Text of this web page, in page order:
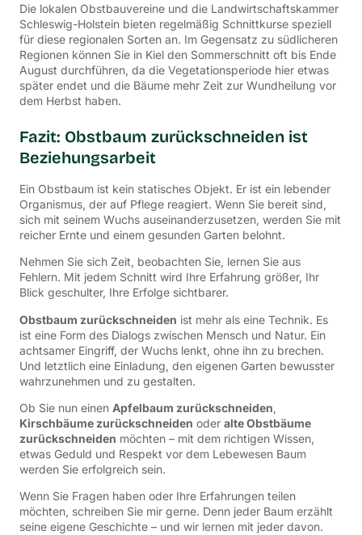
Die lokalen Obstbauvereine und die Landwirtschaftskammer
Schleswig-Holstein bieten regelmäßig Schnittkurse speziell
für diese regionalen Sorten an. Im Gegensatz zu südlicheren
Regionen können Sie in Kiel den Sommerschnitt oft bis Ende
August durchführen, da die Vegetationsperiode hier etwas
später endet und die Bäume mehr Zeit zur Wundheilung vor
dem Herbst haben.
Fazit: Obstbaum zurückschneiden ist
Beziehungsarbeit
Ein Obstbaum ist kein statisches Objekt. Er ist ein lebender
Organismus, der auf Pflege reagiert. Wenn Sie bereit sind,
sich mit seinem Wuchs auseinanderzusetzen, werden Sie mit
reicher Ernte und einem gesunden Garten belohnt.
Nehmen Sie sich Zeit, beobachten Sie, lernen Sie aus
Fehlern. Mit jedem Schnitt wird Ihre Erfahrung größer, Ihr
Blick geschulter, Ihre Erfolge sichtbarer.
Obstbaum zurückschneiden ist mehr als eine Technik. Es
ist eine Form des Dialogs zwischen Mensch und Natur. Ein
achtsamer Eingriff, der Wuchs lenkt, ohne ihn zu brechen.
Und letztlich eine Einladung, den eigenen Garten bewusster
wahrzunehmen und zu gestalten.
Ob Sie nun einen Apfelbaum zurückschneiden,
Kirschbäume zurückschneiden oder alte Obstbäume
zurückschneiden möchten – mit dem richtigen Wissen,
etwas Geduld und Respekt vor dem Lebewesen Baum
werden Sie erfolgreich sein.
Wenn Sie Fragen haben oder Ihre Erfahrungen teilen
möchten, schreiben Sie mir gerne. Denn jeder Baum erzählt
seine eigene Geschichte – und wir lernen mit jeder davon.